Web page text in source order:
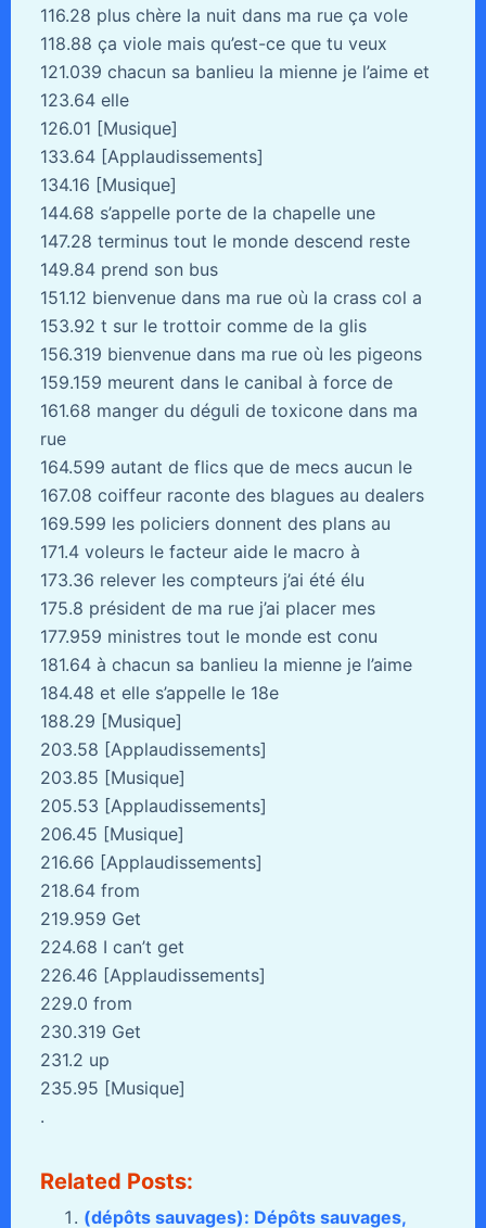
116.28 plus chère la nuit dans ma rue ça vole
118.88 ça viole mais qu’est-ce que tu veux
121.039 chacun sa banlieu la mienne je l’aime et
123.64 elle
126.01 [Musique]
133.64 [Applaudissements]
134.16 [Musique]
144.68 s’appelle porte de la chapelle une
147.28 terminus tout le monde descend reste
149.84 prend son bus
151.12 bienvenue dans ma rue où la crass col a
153.92 t sur le trottoir comme de la glis
156.319 bienvenue dans ma rue où les pigeons
159.159 meurent dans le canibal à force de
161.68 manger du déguli de toxicone dans ma
rue
164.599 autant de flics que de mecs aucun le
167.08 coiffeur raconte des blagues au dealers
169.599 les policiers donnent des plans au
171.4 voleurs le facteur aide le macro à
173.36 relever les compteurs j’ai été élu
175.8 président de ma rue j’ai placer mes
177.959 ministres tout le monde est conu
181.64 à chacun sa banlieu la mienne je l’aime
184.48 et elle s’appelle le 18e
188.29 [Musique]
203.58 [Applaudissements]
203.85 [Musique]
205.53 [Applaudissements]
206.45 [Musique]
216.66 [Applaudissements]
218.64 from
219.959 Get
224.68 I can’t get
226.46 [Applaudissements]
229.0 from
230.319 Get
231.2 up
235.95 [Musique]
.
Related Posts:
(dépôts sauvages): Dépôts sauvages,